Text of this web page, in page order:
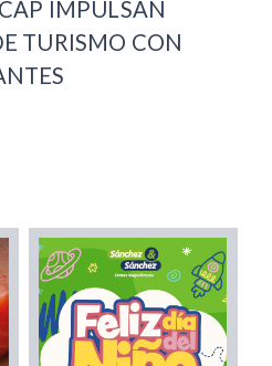
IMPULSAN
TURISMO CON